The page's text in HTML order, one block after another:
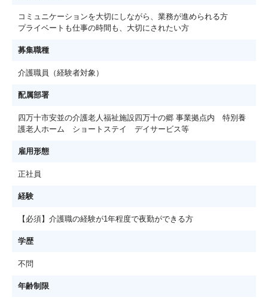
コミュニケーションを大切にしながら、業務が進められる方
プライベートも仕事の時間も、大切にされたい方
募集職種
介護職員（経験者対象）
配属部署
四万十市安並の介護老人福祉施設四万十の郷 事業拠点内 特別養
護老人ホーム ショートステイ デイサービス等
雇用形態
正社員
経験
【必須】介護職の経験が1年程度で夜勤ができる方
学歴
不問
年齢制限